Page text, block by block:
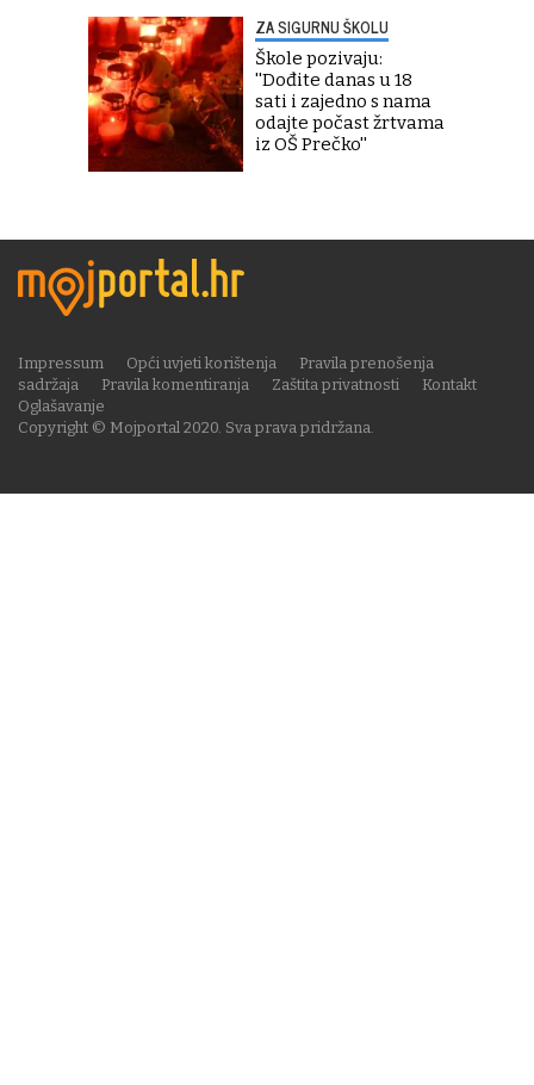
ZA SIGURNU ŠKOLU
Škole pozivaju:
''Dođite danas u 18
sati i zajedno s nama
odajte počast žrtvama
iz OŠ Prečko''
Copyright © Mojportal 2020. Sva prava pridržana.
Impressum Opći uvjeti korištenja
Pravila prenošenja
sadržaja
Pravila komentiranja Zaštita privatnosti
Kontakt
Oglašavanje